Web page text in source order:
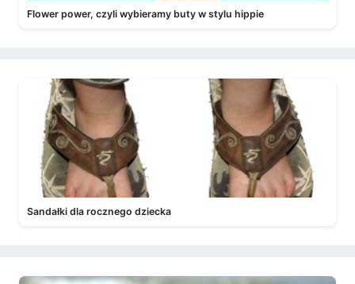
Flower power, czyli wybieramy buty w stylu hippie
Sandałki dla rocznego dziecka